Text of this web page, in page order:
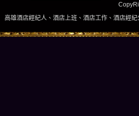
、酒店上班、酒店工作、酒店經紀公司、酒